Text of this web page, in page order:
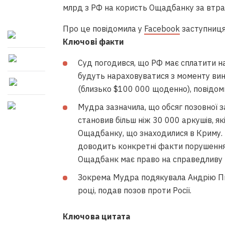
млрд з РФ на користь Ощадбанку за
Про це повідомила у Facebook
Ключові факти
Суд погодився, що РФ має сплатити
будуть нараховуватися з моменту
(близько $100 000 щоденно),
Мудра зазначила, що обсяг
становив більш ніж 30 000 аркушів,
Ощадбанку, що знаходилися в Криму.
доводить конкретні факти
Ощадбанк має право на справедливу
Зокрема Мудра подякувала Андрію
році, подав позов проти Росії.
Ключова цитата